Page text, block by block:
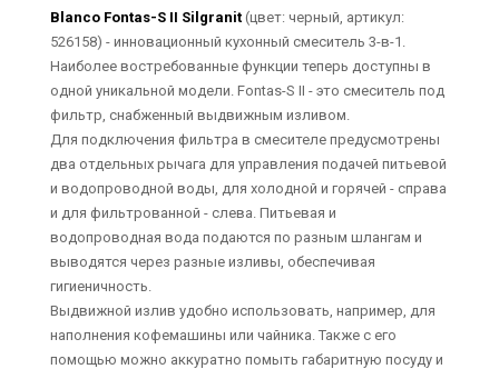
Blanco Fontas-S II Silgranit (цвет: черный, артикул:
526158) - инновационный кухонный смеситель 3-в-1.
Наиболее востребованные функции теперь доступны в
одной уникальной модели. Fontas-S II - это смеситель под
фильтр, снабженный выдвижным изливом.
Для подключения фильтра в смесителе предусмотрены
два отдельных рычага для управления подачей питьевой
и водопроводной воды, для холодной и горячей - справа
и для фильтрованной - слева. Питьевая и
водопроводная вода подаются по разным шлангам и
выводятся через разные изливы, обеспечивая
гигиеничность.
Выдвижной излив удобно использовать, например, для
наполнения кофемашины или чайника. Также с его
помощью можно аккуратно помыть габаритную посуду и